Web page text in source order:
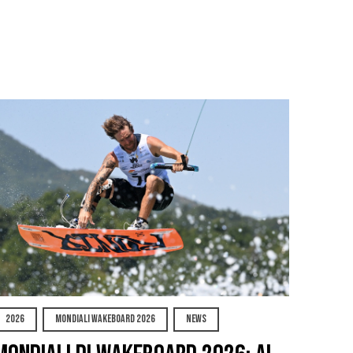
2026 MONDIALI WAKEBOARD 2026 NEWS